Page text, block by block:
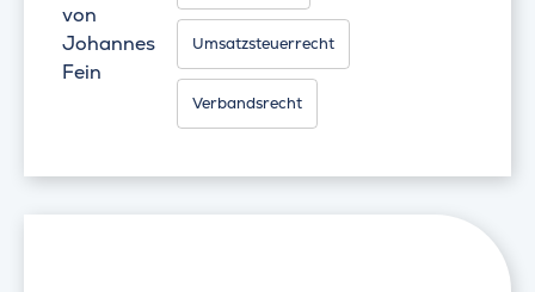
von
Johannes
Fein
Umsatzsteuerrecht
Verbandsrecht